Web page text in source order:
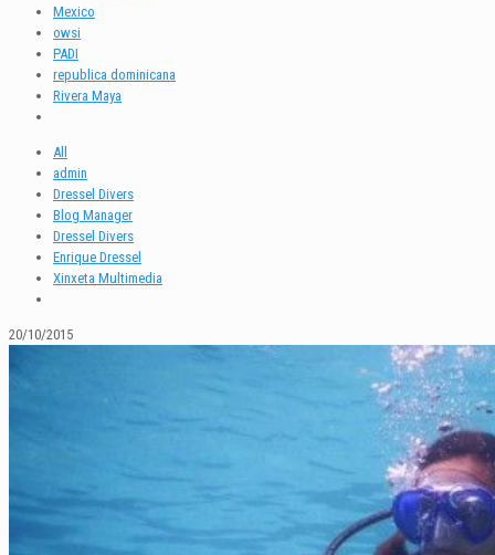
Mexico
owsi
PADI
republica dominicana
Rivera Maya
All
admin
Dressel Divers
Blog Manager
Dressel Divers
Enrique Dressel
Xinxeta Multimedia
20/10/2015